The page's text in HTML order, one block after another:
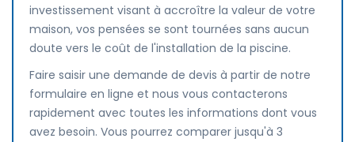
investissement visant à accroître la valeur de votre
maison, vos pensées se sont tournées sans aucun
doute vers le coût de l'installation de la piscine.
Faire saisir une demande de devis à partir de notre
formulaire en ligne et nous vous contacterons
rapidement avec toutes les informations dont vous
avez besoin. Vous pourrez comparer jusqu'à 3